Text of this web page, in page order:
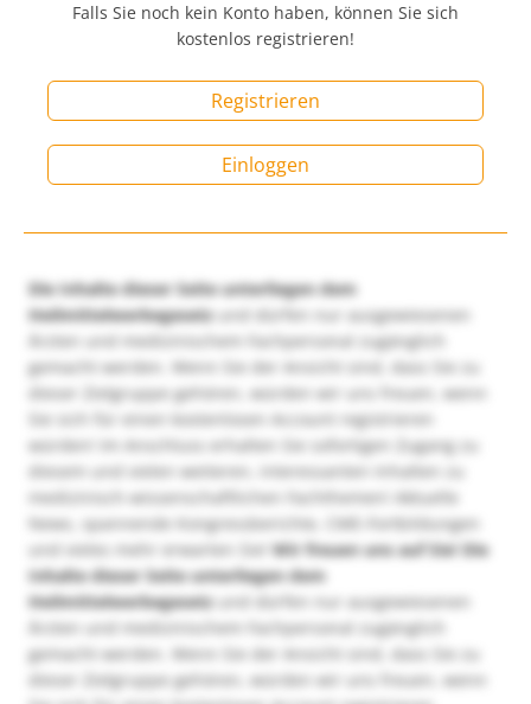
Falls Sie noch kein Konto haben, können Sie sich
kostenlos registrieren!
Registrieren
Einloggen
Die Inhalte dieser Seite unterliegen dem
Heilmittelwerbegesetzund dürfen nur ausgewiesenen
Ärzten und medizinischem Fachpersonal zugänglich
gemacht werden. Wenn Sie der Ansicht sind, dass Sie zu
dieser Zielgruppe gehören, würden wir uns freuen, wenn
Sie sich für einen kostenlosen Account registrieren
würden! Im Anschluss erhalten Sie sofortigen Zugang zu
diesem und vielen weiteren, interessanten Inhalten zu
medizinisch-wissenschaftlichen Fachthemen! Aktuelle
News, spannende Kongressberichte, CME-Fortbildungen
und vieles mehr erwarten Sie!Wir freuen uns auf Sie! Die
Inhalte dieser Seite unterliegen dem
Heilmittelwerbegesetzund dürfen nur ausgewiesenen
Ärzten und medizinischem Fachpersonal zugänglich
gemacht werden. Wenn Sie der Ansicht sind, dass Sie zu
dieser Zielgruppe gehören, würden wir uns freuen, wenn